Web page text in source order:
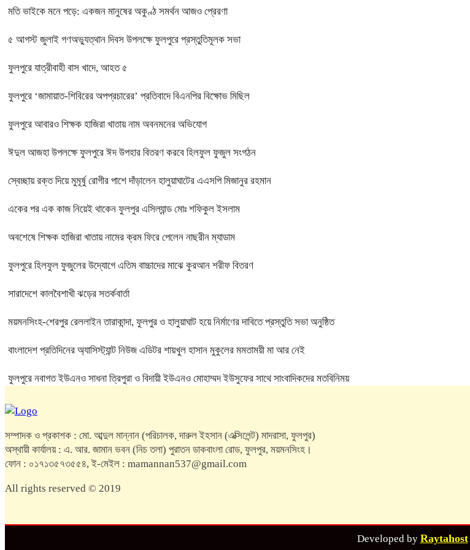
মতি ভাইকে মনে পড়ে: একজন মানুষের অকুণ্ঠ সমর্থন আজও প্রেরণা
৫ আগস্ট জুলাই গণঅভ্যুত্থান দিবস উপলক্ষে ফুলপুরে প্রস্তুতিমূলক সভা
ফুলপুরে যাত্রীবাহী বাস খাদে, আহত ৫
ফুলপুরে ‘জামায়াত-শিবিরের অপপ্রচারের’ প্রতিবাদে বিএনপির বিক্ষোভ মিছিল
ফুলপুরে আবারও শিক্ষক হাজিরা খাতায় নাম অবনমনের অভিযোগ
ঈদুল আজহা উপলক্ষে ফুলপুরে ঈদ উপহার বিতরণ করবে হিলফুল ফুজুল সংগঠন
স্বেচ্ছায় রক্ত দিয়ে মুমূর্ষু রোগীর পাশে দাঁড়ালেন হালুয়াঘাটের এএসপি মিজানুর রহমান
একের পর এক কাজ নিয়েই থাকেন ফুলপুর এসিল্যান্ড মোঃ শফিকুল ইসলাম
অবশেষে শিক্ষক হাজিরা খাতায় নামের ক্রম ফিরে পেলেন নাছরীন ম্যাডাম
ফুলপুরে হিলফুল ফুজুলের উদ্যোগে এতিম বাচ্চাদের মাঝে কুরআন শরীফ বিতরণ
সারাদেশে কালবৈশাখী ঝড়ের সতর্কবার্তা
ময়মনসিংহ-শেরপুর রেললাইন তারাকান্দা, ফুলপুর ও হালুয়াঘাট হয়ে নির্মাণের দাবিতে প্রস্তুতি সভা অনুষ্ঠিত
বাংলাদেশ প্রতিদিনের অ্যাসিস্ট্যান্ট নিউজ এডিটর শায়খুল হাসান মুকুলের মমতাময়ী মা আর নেই
ফুলপুরে নবাগত ইউএনও সাধনা ত্রিপুরা ও বিদায়ী ইউএনও মোহাম্মদ ইউসুফের সাথে সাংবাদিকদের মতবিনিময়
সম্পাদক ও প্রকাশক : মো. আব্দুল মান্নান (পরিচালক, দারুল ইহসান (এক্সিলেন্ট) মাদরাসা, ফুলপুর)
অস্থায়ী কার্যালয় : এ. আর. জামান ভবন (নিচ তলা) পুরাতন ডাকবাংলা রোড, ফুলপুর, ময়মনসিংহ।
ফোন : ০১৭১৩৫৭৩৫৫৪, ই-মেইল : mamannan537@gmail.com
All rights reserved © 2019
Developed by Raytahost